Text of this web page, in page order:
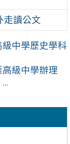
走讀公文
中學歷史學科
級中學辦理